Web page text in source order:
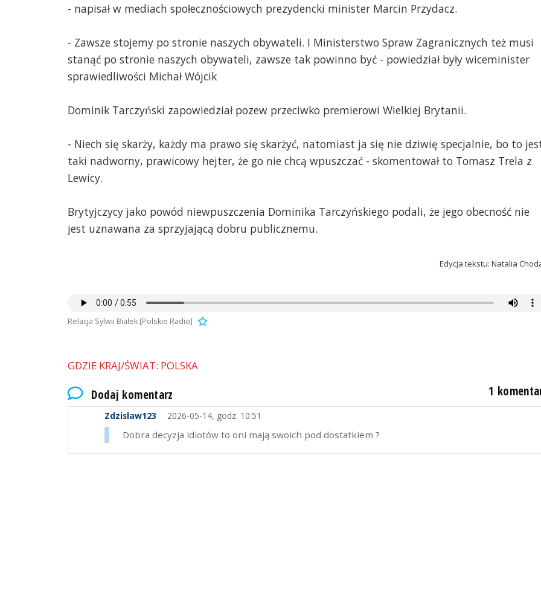
- napisał w mediach społecznościowych prezydencki minister Marcin Przydacz.
- Zawsze stojemy po stronie naszych obywateli. I Ministerstwo Spraw Zagranicznych też musi
stanąć po stronie naszych obywateli, zawsze tak powinno być - powiedział były wiceminister
sprawiedliwości Michał Wójcik
Dominik Tarczyński zapowiedział pozew przeciwko premierowi Wielkiej Brytanii.
- Niech się skarży, każdy ma prawo się skarżyć, natomiast ja się nie dziwię specjalnie, bo to
taki nadworny, prawicowy hejter, że go nie chcą wpuszczać - skomentował to Tomasz Trela z
Lewicy.
Brytyjczycy jako powód niewpuszczenia Dominika Tarczyńskiego podali, że jego obecność nie
jest uznawana za sprzyjającą dobru publicznemu.
Edycja tekstu: Natalia
Relacja Sylwii Białek [Polskie Radio]
GDZIE KRAJ/ŚWIAT: POLSKA
Dodaj komentarz 1
Zdzislaw123 2026-05-14, godz. 10:51
Dobra decyzja idiotów to oni mają swoich pod dostatkiem ?